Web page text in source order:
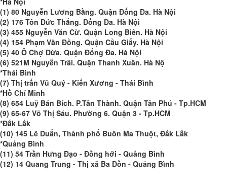
(1) 80 Nguyễn Lương Bằng. Quận Đống Đa. Hà Nội
(2) 176 Tôn Đức Thắng. Đống Đa. Hà Nội
(3) 455 Nguyễn Văn Cừ. Quận Long Biên. Hà Nội
(4) 154 Phạm Văn Đồng. Quận Cầu Giấy. Hà Nội
(5) 40 Ô Chợ Dừa. Quận Đống Đa. Hà Nội
(6) 521M Nguyễn Trãi. Quận Thanh Xuân. Hà Nộ
*Thái Bình
(7) Thị trấn Vũ Quý - Kiến Xương - Thái Bình
*Hồ Chí Minh
(8) 654 Luỹ Bán Bích. P.Tân Thành. Quận Tân Phú - Tp.HCM
(9) 65-67 Võ Thị Sáu. Phường 6. Quận 3 - Tp.HCM
*Đắk Lắk
(10) 145 Lê Duẩn, Thành phố Buôn Ma Thuột, Đắk Lắk
*Quảng Bình
(11) 54 Trần Hưng Đạo - Đồng hới - Quảng Bình
(12) 14 Quang Trung - Thị xã Ba Đồn - Quảng Bình